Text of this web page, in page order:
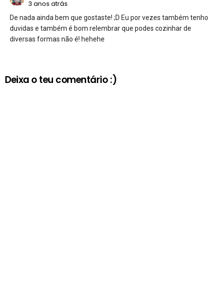
3 anos atrás
De nada ainda bem que gostaste! ;D Eu por vezes também tenho
duvidas e também é bom relembrar que podes cozinhar de
diversas formas não é! hehehe
Deixa o teu comentário :)